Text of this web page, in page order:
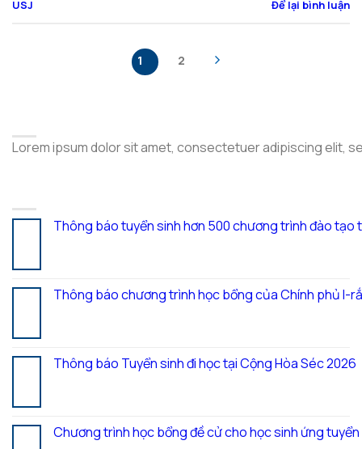
USJ Để lại bình luận
1 2
Lorem ipsum dolor sit amet, consectetuer adipiscing elit,
Thông báo tuyển sinh hơn 500 chương trình đào tạo
Thông báo chương trình học bổng của Chính phủ I-
Thông báo Tuyển sinh đi học tại Cộng Hòa Séc 2026
Chương trình học bổng đề cử cho học sinh ứng